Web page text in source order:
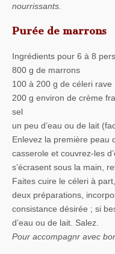
nourrissants.
Purée de marrons
Ingrédients pour 6 à 8
800 g de marrons
100 à 200 g de céleri rave
200 g environ de crème
sel
un peu d’eau ou de lait
Enlevez la première peau
casserole et couvrez-les
s’écrasent sous la main,
Faites cuire le céleri à
deux préparations,
consistance désirée ; si
d’eau ou de lait. Salez.
Pour accompagnr avec